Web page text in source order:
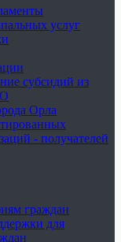
услуг
субсидий из
Орла
- получателей
граждан
для